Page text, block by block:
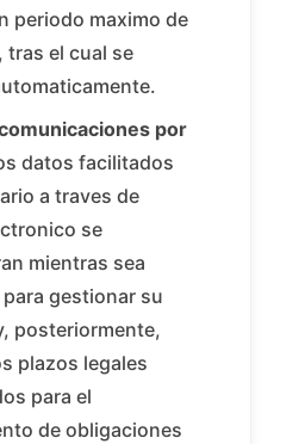
periodo maximo de
tras el cual se
por
datos facilitados
a traves de
se
mientras sea
gestionar su
posteriormente,
plazos legales
para el
de obligaciones